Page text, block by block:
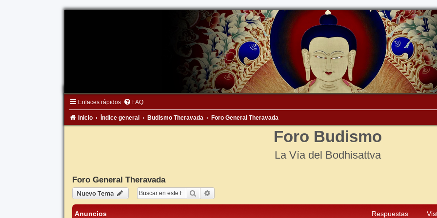
Enlaces rápidos FAQ
Inicio Índice general Budismo Theravada Foro General Theravada
Foro Budismo
La Vía del Bodhisattva
Foro General Theravada
Nuevo Tema
Buscar
Anuncios Respuestas